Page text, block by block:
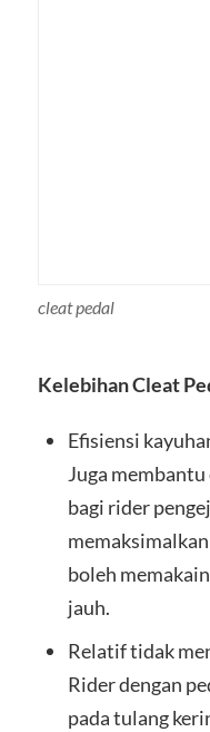
cleat pedal
Kelebihan Cleat
Efisiensi
Juga
bagi rider
boleh
jauh.
Relatif tidak
Rider dengan
pada tulang